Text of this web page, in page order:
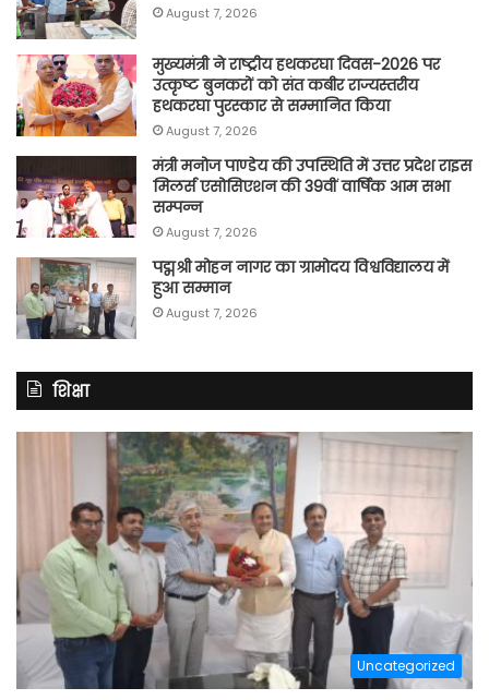
August 7, 2026
मुख्यमंत्री ने राष्ट्रीय हथकरघा दिवस-2026 पर
उत्कृष्ट बुनकरों को संत कबीर राज्यस्तरीय
हथकरघा पुरस्कार से सम्मानित किया
August 7, 2026
मंत्री मनोज पाण्डेय की उपस्थिति में उत्तर प्रदेश राइस
मिलर्स एसोसिएशन की 39वीं वार्षिक आम सभा
सम्पन्न
August 7, 2026
पद्मश्री मोहन नागर का ग्रामोदय विश्वविद्यालय में
हुआ सम्मान
August 7, 2026
शिक्षा
Uncategorized